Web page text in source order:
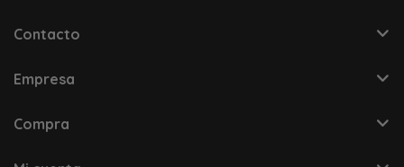
Contacto
Empresa
Compra